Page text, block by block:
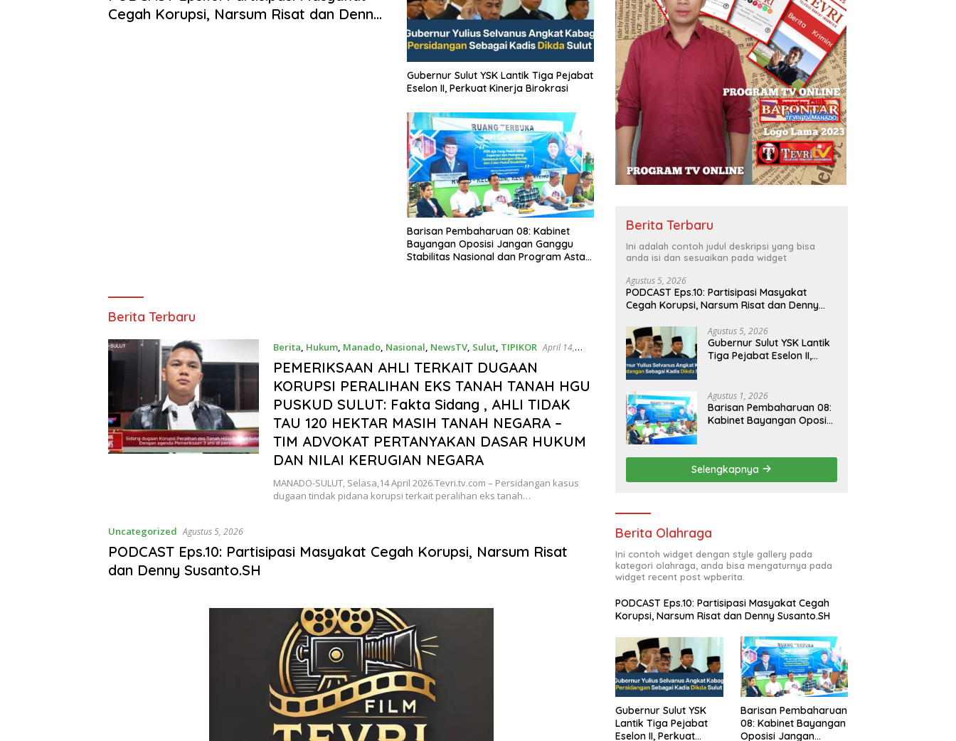
Cegah Korupsi, Narsum Risat dan Denny
Gubernur Sulut YSK Lantik Tiga Pejabat
Eselon II, Perkuat Kinerja Birokrasi
Barisan Pembaharuan 08: Kabinet
Bayangan Oposisi Jangan Ganggu
Stabilitas Nasional dan Program Asta
Tevri
News
Berita Terbaru
Berita, Hukum, Manado, Nasional, NewsTV, Sulut, TIPIKOR April 14,
2026
PEMERIKSAAN AHLI TERKAIT DUGAAN
KORUPSI PERALIHAN EKS TANAH TANAH HGU
PUSKUD SULUT: Fakta Sidang , AHLI TIDAK
TAU 120 HEKTAR MASIH TANAH NEGARA –
TIM ADVOKAT PERTANYAKAN DASAR HUKUM
DAN NILAI KERUGIAN NEGARA
MANADO-SULUT, Selasa,14 April 2026.Tevri.tv.com – Persidangan kasus
dugaan tindak pidana korupsi terkait peralihan eks tanah…
Uncategorized Agustus 5, 2026
PODCAST Eps.10: Partisipasi Masyakat Cegah Korupsi, Narsum Risat
dan Denny Susanto.SH
Berita Terbaru
Ini adalah contoh judul deskripsi yang bisa
anda isi dan sesuaikan pada widget
Agustus 5, 2026
PODCAST Eps.10: Partisipasi Masyakat
Cegah Korupsi, Narsum Risat dan Denny
Agustus 5, 2026
Gubernur Sulut YSK Lantik
Tiga Pejabat Eselon II,
Agustus 1, 2026
Barisan Pembaharuan 08:
Kabinet Bayangan Oposisi
Asta Cita Prabowo-Gibran
Selengkapnya
Berita Olahraga
Ini contoh widget dengan style gallery pada
kategori olahraga, anda bisa mengaturnya pada
widget recent post wpberita.
PODCAST Eps.10: Partisipasi Masyakat Cegah
Korupsi, Narsum Risat dan Denny Susanto.SH
Gubernur Sulut YSK
Lantik Tiga Pejabat
Eselon II, Perkuat
Barisan Pembaharuan
08: Kabinet Bayangan
Oposisi Jangan